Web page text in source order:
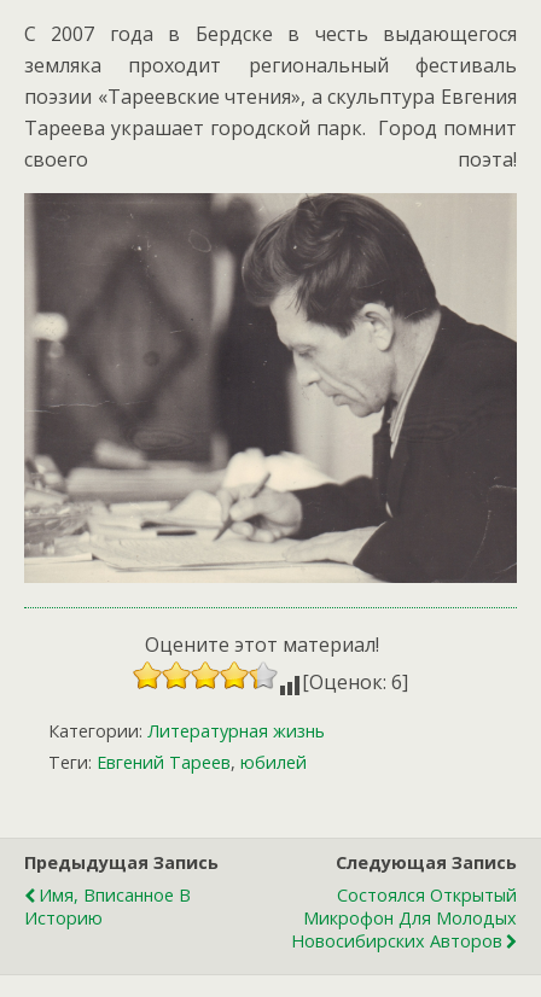
С 2007 года в Бердске в честь выдающегося
земляка проходит региональный фестиваль
поэзии «Тареевские чтения», а скульптура Евгения
Тареева украшает городской парк. Город помнит
своего поэта!
Оцените этот материал!
[Оценок: 6]
Категории: Литературная жизнь
Теги: Евгений Тареев, юбилей
Предыдущая Запись
Имя, Вписанное В
Историю
Следующая Запись
Состоялся Открытый
Микрофон Для Молодых
Новосибирских Авторов